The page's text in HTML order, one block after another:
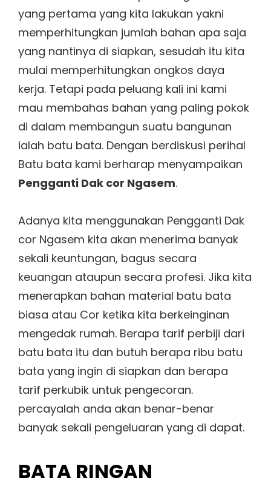
yang pertama yang kita lakukan yakni
memperhitungkan jumlah bahan apa saja
yang nantinya di siapkan, sesudah itu kita
mulai memperhitungkan ongkos daya
kerja. Tetapi pada peluang kali ini kami
mau membahas bahan yang paling pokok
di dalam membangun suatu bangunan
ialah batu bata. Dengan berdiskusi perihal
Batu bata kami berharap menyampaikan
Pengganti Dak cor Ngasem.
Adanya kita menggunakan Pengganti Dak
cor Ngasem kita akan menerima banyak
sekali keuntungan, bagus secara
keuangan ataupun secara profesi. Jika kita
menerapkan bahan material batu bata
biasa atau Cor ketika kita berkeinginan
mengedak rumah. Berapa tarif perbiji dari
batu bata itu dan butuh berapa ribu batu
bata yang ingin di siapkan dan berapa
tarif perkubik untuk pengecoran.
percayalah anda akan benar-benar
banyak sekali pengeluaran yang di dapat.
BATA RINGAN